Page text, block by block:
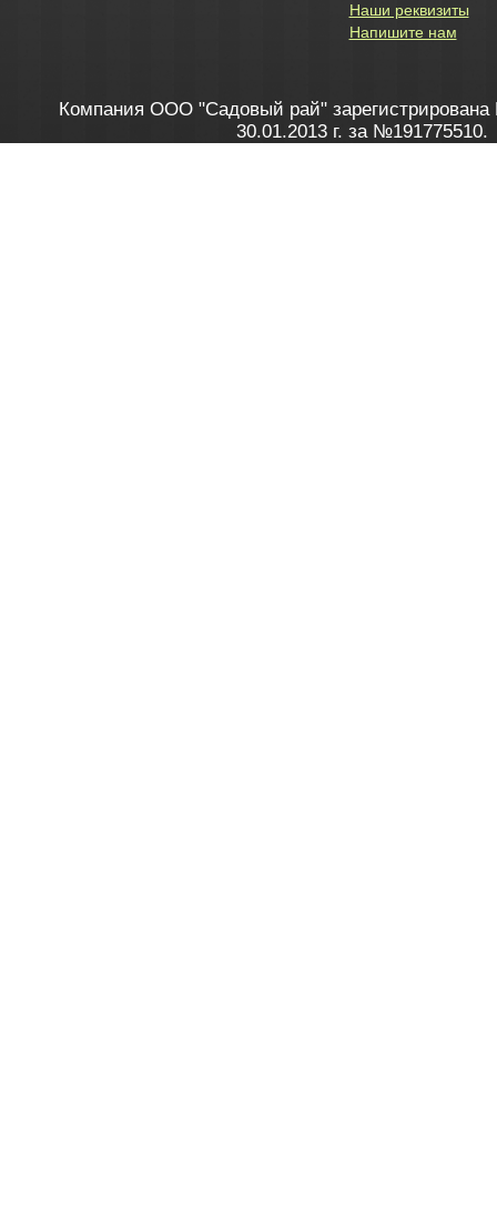
Наши реквизиты
Напишите нам
Компания ООО "Садовый рай" зарегистрирована
30.01.2013 г. за №191775510.